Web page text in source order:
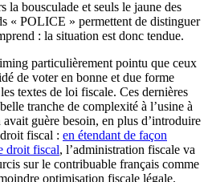
la bousculade et seuls le jaune des
« POLICE » permettent de distinguer
: la situation est donc tendue.
particulièrement pointu que ceux
de voter en bonne et due forme
textes de loi fiscale. Ces dernières
tranche de complexité à l’usine à
guère besoin, en plus d’introduire
fiscal : en étendant de façon
droit fiscal, l’administration fiscale va
sur le contribuable français comme
optimisation fiscale légale.